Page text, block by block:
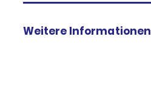
Weitere Informationen